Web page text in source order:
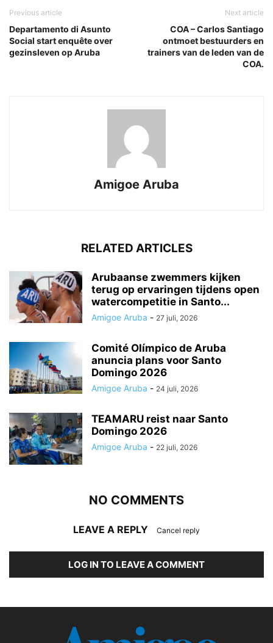
Previous article
Departamento di Asunto
Social start enquête over
gezinsleven op Aruba
Next article
COA – Carlos Santiago
ontmoet bestuurders en
trainers van de leden van de
COA.
Amigoe Aruba
RELATED ARTICLES
Arubaanse zwemmers kijken
terug op ervaringen tijdens open
watercompetitie in Santo...
Amigoe Aruba - 27 juli, 2026
Comité Olímpico de Aruba
anuncia plans voor Santo
Domingo 2026
Amigoe Aruba - 24 juli, 2026
TEAMARU reist naar Santo
Domingo 2026
Amigoe Aruba - 22 juli, 2026
NO COMMENTS
LEAVE A REPLY Cancel reply
LOG IN TO LEAVE A COMMENT